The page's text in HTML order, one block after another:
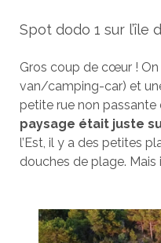
Spot dodo 1 sur l’île
Gros coup de cœur !
van/camping-car) et
petite rue non passante
paysage était juste
l’Est, il y a des petites
douches de plage. Mais